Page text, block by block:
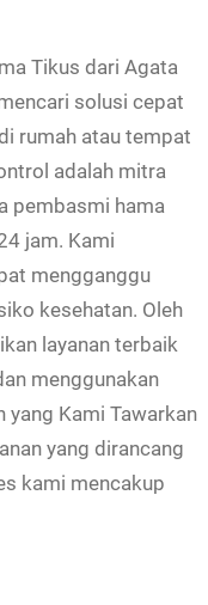
Tikus dari Agata
solusi cepat
rumah atau tempat
adalah mitra
pembasmi hama
jam. Kami
mengganggu
kesehatan. Oleh
layanan terbaik
menggunakan
yang Kami Tawarkan
yang dirancang
kami mencakup